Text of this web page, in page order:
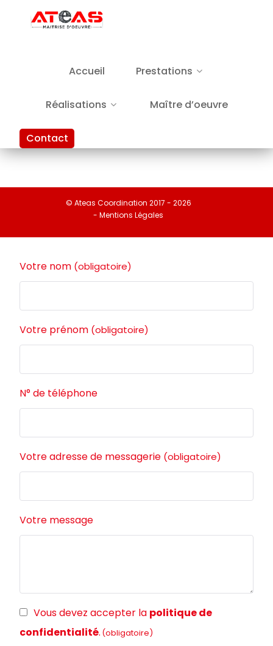
Accueil Prestations
Réalisations Maître d’oeuvre
Contact
© Ateas Coordination 2017 - 2026
- Mentions Légales
Votre nom (obligatoire)
Votre prénom (obligatoire)
N° de téléphone
Votre adresse de messagerie (obligatoire)
Votre message
RGPDVous devez accepter la politique de
confidentialité. (obligatoire)